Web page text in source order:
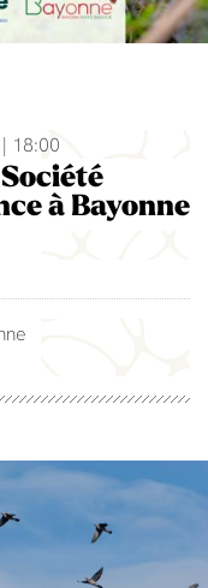
18:00
à Bayonne